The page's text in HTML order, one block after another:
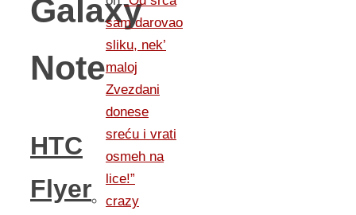
Galaxy
Note
HTC
Flyer
sam darovao
sliku, nek’
maloj
Zvezdani
donese
sreću i vrati
osmeh na
lice!”
crazy